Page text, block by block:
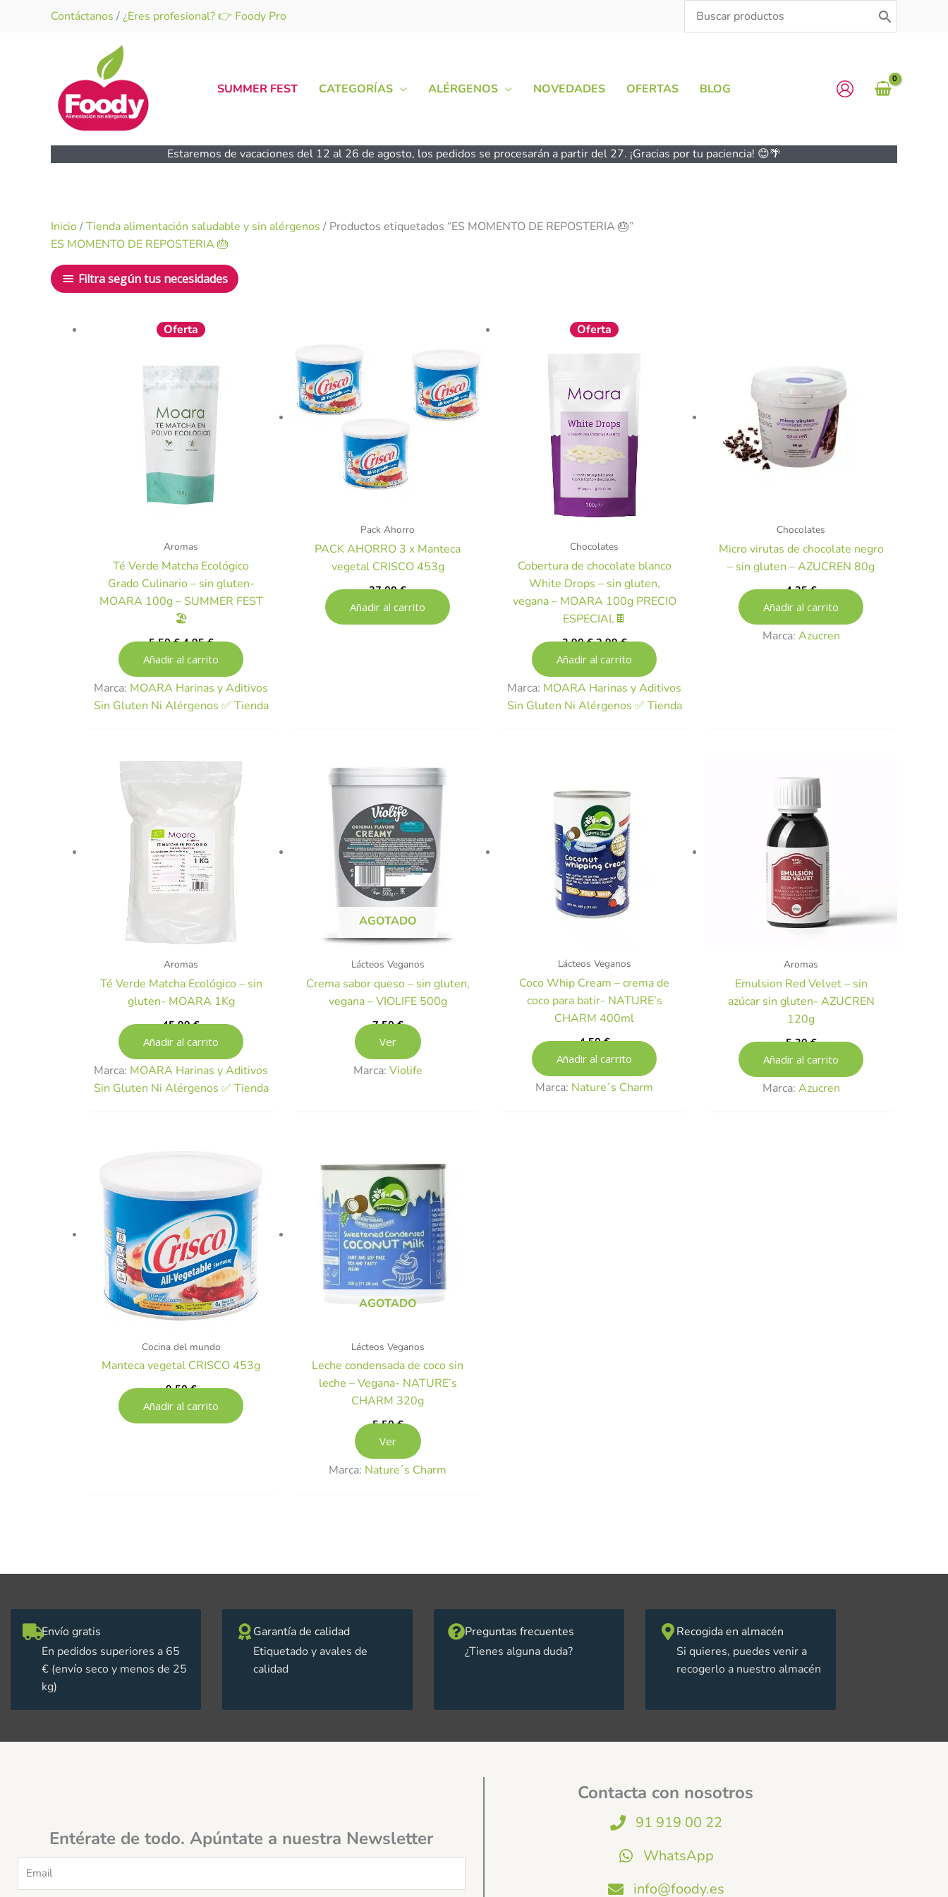
Contáctanos /¿Eres profesional? 👉 Foody Pro
Search
for:
SUMMER FEST CATEGORÍAS ALÉRGENOS NOVEDADES OFERTAS BLOG
Estaremos de vacaciones del 12 al 26 de agosto, los pedidos se procesarán a partir del 27. ¡Gracias por tu paciencia! 😊🌴
Inicio/Tienda alimentación saludable y sin alérgenos / Productos etiquetados “ES MOMENTO DE REPOSTERIA 🎂”
ES MOMENTO DE REPOSTERIA 🎂
Filtra según tus necesidades
Oferta
Aromas
Té Verde Matcha Ecológico
Grado Culinario – sin gluten-
MOARA 100g – SUMMER FEST
🏖️
5,50€
El
precio
era:
5,50 €.
4,95€
es:
4,95 €.
Añadir al carrito
Marca: MOARA Harinas y Aditivos
Sin Gluten Ni Alérgenos ✅ Tienda
Pack Ahorro
PACK AHORRO 3 x Manteca
vegetal CRISCO 453g
27,00€
Añadir al carrito
Oferta
Chocolates
Cobertura de chocolate blanco
White Drops – sin gluten,
vegana – MOARA 100g PRECIO
ESPECIAL🍫
3,90€
El
precio
original
2,99€
Añadir al carrito
Marca: MOARA Harinas y Aditivos
Sin Gluten Ni Alérgenos ✅ Tienda
Chocolates
Micro virutas de chocolate negro
– sin gluten – AZUCREN 80g
4,25€
Añadir al carrito
Marca: Azucren
Aromas
Té Verde Matcha Ecológico – sin
gluten- MOARA 1Kg
45,99€
Añadir al carrito
Marca: MOARA Harinas y Aditivos
Sin Gluten Ni Alérgenos ✅ Tienda
AGOTADO
Lácteos Veganos
Crema sabor queso – sin gluten,
vegana – VIOLIFE 500g
7,50€
Ver
Marca: Violife
Lácteos Veganos
Coco Whip Cream – crema de
coco para batir- NATURE’s
CHARM 400ml
4,50€
Añadir al carrito
Marca: Nature´s Charm
Aromas
Emulsion Red Velvet – sin
azúcar sin gluten- AZUCREN
120g
5,30€
Añadir al carrito
Marca: Azucren
Cocina del mundo
Manteca vegetal CRISCO 453g
9,50€
Añadir al carrito
AGOTADO
Lácteos Veganos
Leche condensada de coco sin
leche – Vegana- NATURE’s
CHARM 320g
5,50€
Ver
Marca: Nature´s Charm
Envío gratis
En pedidos superiores a 65
€ (envío seco y menos de 25
kg)
Garantía de calidad
Etiquetado y avales de
calidad
Preguntas frecuentes
¿Tienes alguna duda?
Recogida en almacén
Si quieres, puedes venir a
recogerlo a nuestro almacén
Entérate de todo. Apúntate a nuestra Newsletter
Email
Contacta con nosotros
91 919 00 22
WhatsApp
info@foody.es